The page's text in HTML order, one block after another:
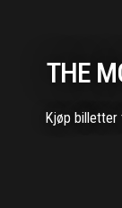
THE
Kjøp billetter